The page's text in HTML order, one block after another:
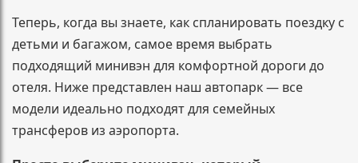
Теперь, когда вы знаете, как спланировать поездку с
детьми и багажом, самое время выбрать
подходящий минивэн для комфортной дороги до
отеля. Ниже представлен наш автопарк — все
модели идеально подходят для семейных
трансферов из аэропорта.